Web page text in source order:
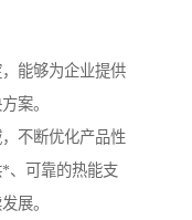
能够为企业提供
案。
不断优化产品性
、可靠的热能支
展。